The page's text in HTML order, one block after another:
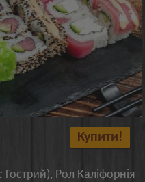
Купити!
Гострий), Рол Каліфорнія